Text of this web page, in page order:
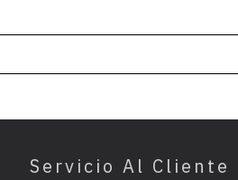
Servicio Al Cliente